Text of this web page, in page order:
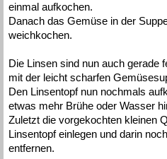
einmal aufkochen.
Danach das Gemüse in der
weichkochen.
Die Linsen sind nun auch gerade
mit der leicht scharfen
Den Linsentopf nun nochmals
etwas mehr Brühe oder Wasser
Zuletzt die vorgekochten kleinen
Linsentopf einlegen und darin
entfernen.